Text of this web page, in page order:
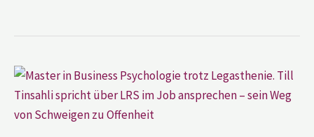
LRS
im
Job:
Till
Tinsahli